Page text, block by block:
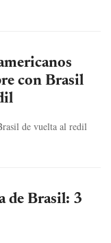
con Brasil
de vuelta al redil
de Brasil: 3